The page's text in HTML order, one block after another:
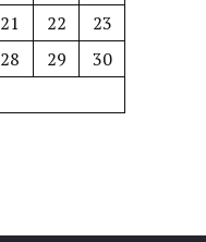
21 22
23
28 29
30